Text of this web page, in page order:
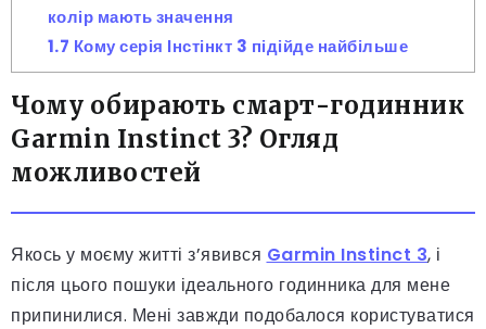
колір мають значення
1.7 Кому серія Інстінкт 3 підійде найбільше
Чому обирають смарт-годинник
Garmin Instinct 3? Огляд
можливостей
Якось у моєму житті з’явився Garmin Instinct 3, і
після цього пошуки ідеального годинника для мене
припинилися. Мені завжди подобалося користуватися